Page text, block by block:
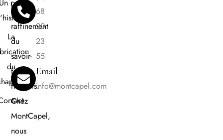
le
raffinement
du
savoir-
faire
français.
Chez
MontCapel,
nous
peu
La
du
68
20
23
55
Email
info@montcapel.com